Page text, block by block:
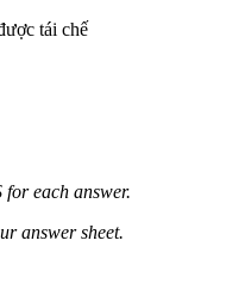
tái chế
each answer.
answer sheet.